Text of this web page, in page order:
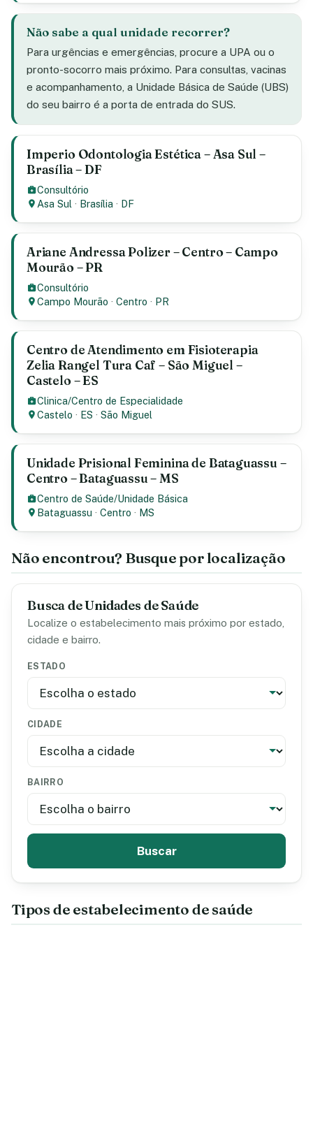
Não sabe a qual unidade recorrer?
Para urgências e emergências, procure a UPA ou o
pronto-socorro mais próximo. Para consultas, vacinas
e acompanhamento, a Unidade Básica de Saúde (UBS)
do seu bairro é a porta de entrada do SUS.
Imperio Odontologia Estética – Asa Sul –
Brasília – DF
Consultório
Asa Sul · Brasília · DF
Ariane Andressa Polizer – Centro – Campo
Mourão – PR
Consultório
Campo Mourão ·Centro · PR
Centro de Atendimento em Fisioterapia
Zelia Rangel Tura Caf – São Miguel –
Castelo – ES
Clinica/Centro de Especialidade
Castelo · ES ·São Miguel
Unidade Prisional Feminina de Bataguassu –
Centro – Bataguassu – MS
Centro de Saúde/Unidade Básica
Bataguassu ·Centro · MS
Não encontrou? Busque por localização
Busca de Unidades de Saúde
Localize o estabelecimento mais próximo por estado,
cidade e bairro.
ESTADO
CIDADE
BAIRRO
Buscar
Tipos de estabelecimento de saúde